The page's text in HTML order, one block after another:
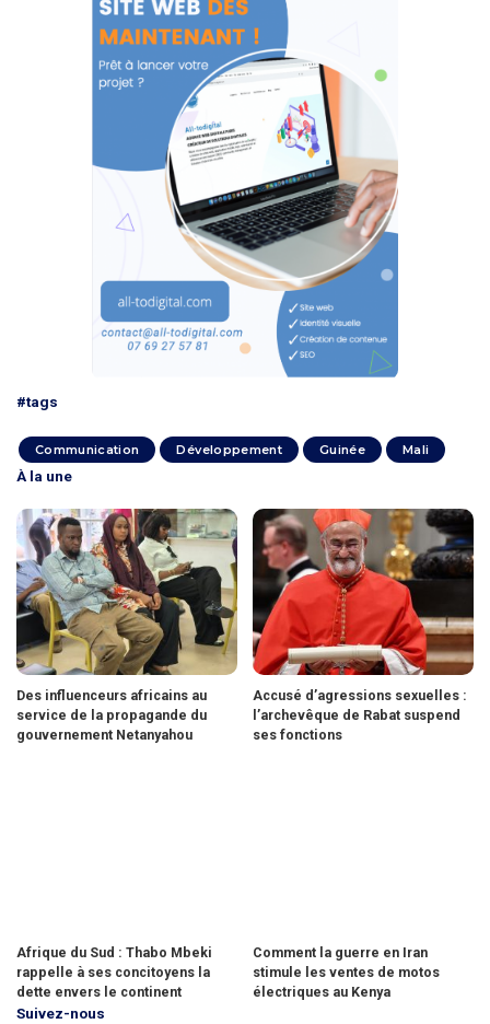
#tags
Communication Développement Guinée Mali
À la une
Des influenceurs africains au
service de la propagande du
gouvernement Netanyahou
Accusé d’agressions sexuelles :
l’archevêque de Rabat suspend
ses fonctions
Afrique du Sud : Thabo Mbeki
rappelle à ses concitoyens la
dette envers le continent
Comment la guerre en Iran
stimule les ventes de motos
électriques au Kenya
Suivez-nous